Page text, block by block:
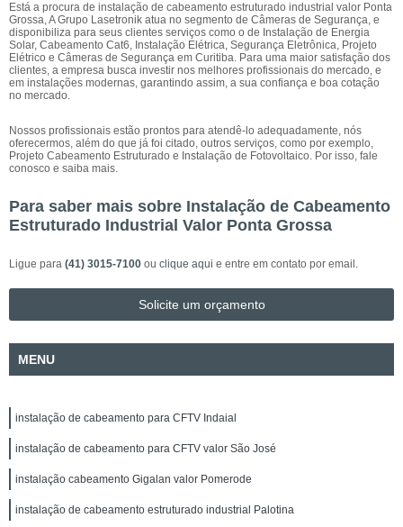
Está a procura de instalação de cabeamento estruturado industrial valor Ponta
Grossa, A Grupo Lasetronik atua no segmento de Câmeras de Segurança, e
disponibiliza para seus clientes serviços como o de Instalação de Energia
Solar, Cabeamento Cat6, Instalação Elétrica, Segurança Eletrônica, Projeto
Elétrico e Câmeras de Segurança em Curitiba. Para uma maior satisfação dos
clientes, a empresa busca investir nos melhores profissionais do mercado, e
em instalações modernas, garantindo assim, a sua confiança e boa cotação
no mercado.
Nossos profissionais estão prontos para atendê-lo adequadamente, nós
oferecermos, além do que já foi citado, outros serviços, como por exemplo,
Projeto Cabeamento Estruturado e Instalação de Fotovoltaico. Por isso, fale
conosco e saiba mais.
Para saber mais sobre Instalação de Cabeamento
Estruturado Industrial Valor Ponta Grossa
Ligue para (41) 3015-7100 ou clique aqui e entre em contato por email.
Solicite um orçamento
MENU
instalação de cabeamento para CFTV Indaial
instalação de cabeamento para CFTV valor São José
instalação cabeamento Gigalan valor Pomerode
instalação de cabeamento estruturado industrial Palotina